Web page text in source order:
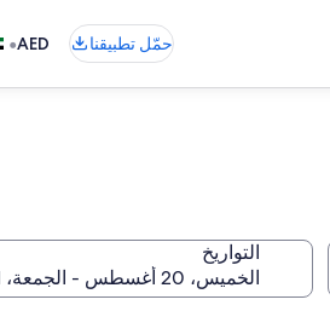
حمّل تطبيقنا AED
•
التواريخ